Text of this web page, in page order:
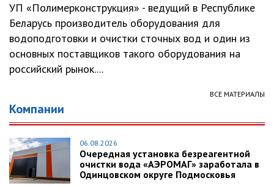
УП «Полимерконструкция» - ведущий в Республике
Беларусь производитель оборудования для
водоподготовки и очистки сточных вод и один из
основных поставщиков такого оборудования на
российский рынок....
ВСЕ МАТЕРИАЛЫ
Компании
06.08.2026
Очередная установка безреагентной
очистки вода «АЭРОМАГ» заработала в
Одинцовском округе Подмосковья